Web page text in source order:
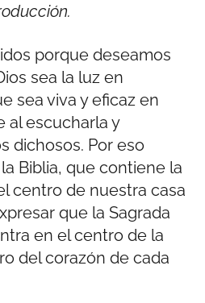
porque deseamos
sea la luz en
sea viva y eficaz en
al escucharla y
dichosos. Por eso
Biblia, que contiene la
centro de nuestra casa
que la Sagrada
en el centro de la
del corazón de cada